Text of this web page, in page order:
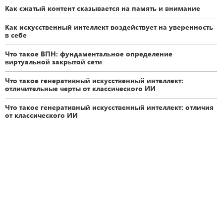
Как сжатый контент сказывается на память и внимание
Как искусственный интеллект воздействует на уверенность
в себе
Что такое ВПН: фундаментальное определение
виртуальной закрытой сети
Что такое генеративный искусственный интеллект:
отличительные черты от классического ИИ
Что такое генеративный искусственный интеллект: отличия
от классического ИИ